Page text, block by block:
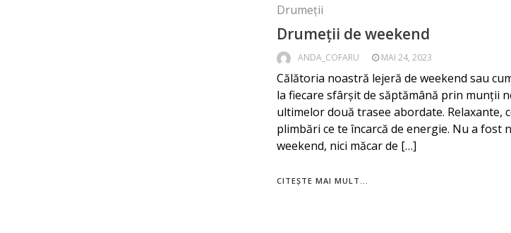
Drumeții
Drumeții de weekend
ANDA_COFARU MAI 24, 2023
Călătoria noastră lejeră de weekend sau
la fiecare sfârșit de săptămână prin munții
ultimelor două trasee abordate. Relaxante,
plimbări ce te încarcă de energie. Nu a fost
weekend, nici măcar de […]
CITEȘTE MAI MULT...